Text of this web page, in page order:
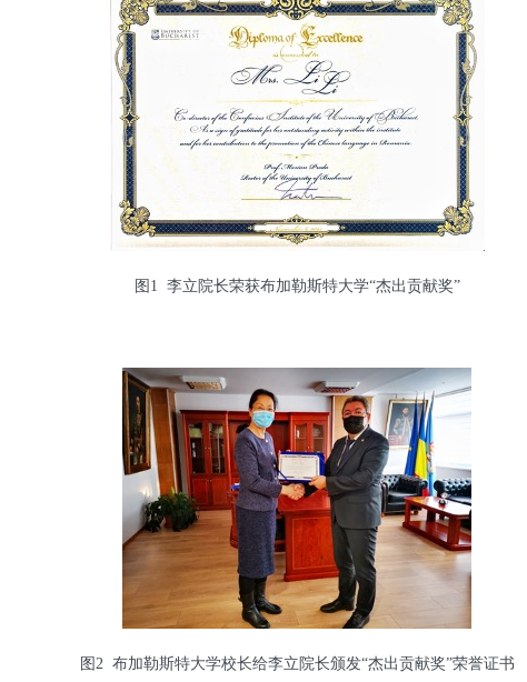
图 1 李立院长荣获布加勒斯特大学“杰出贡献奖”
图 2 布加勒斯特大学校长给李立院长颁发“杰出贡献奖”荣誉证书